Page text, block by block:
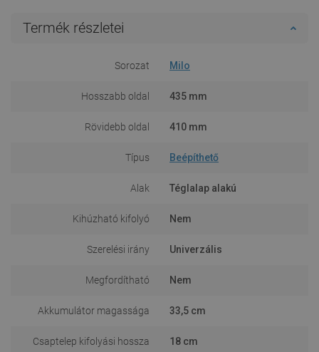
Termék részletei
Sorozat Milo
Hosszabb oldal 435 mm
Rövidebb oldal 410 mm
Típus Beépíthető
Alak Téglalap alakú
Kihúzható kifolyó Nem
Szerelési irány Univerzális
Megfordítható Nem
Akkumulátor magassága 33,5 cm
Csaptelep kifolyási hossza 18 cm